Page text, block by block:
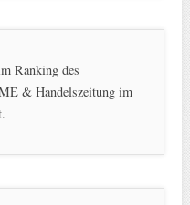
Ranking des
& Handelszeitung im